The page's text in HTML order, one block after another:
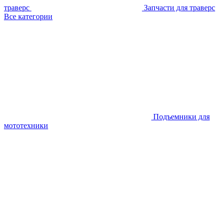
траверс
Запчасти для траверс
Все категории
Подъемники для
мототехники